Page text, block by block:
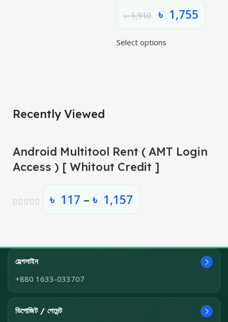
৳1,910 ৳ 1,755
Select options
Recently Viewed
Android Multitool Rent ( AMT Login
Access ) [ Whitout Credit ]
৳ 117 – ৳ 1,157
হেল্পলাইন
+880 1633-033707
ডিপোজিট / পেমেন্ট